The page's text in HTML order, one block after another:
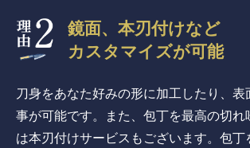
鏡面、本刃付けなど
カスタマイズが可能
刀身をあなた好みの形に加工したり、表
事が可能です。また、包丁を最高の切れ
は本刃付けサービスもございます。包丁